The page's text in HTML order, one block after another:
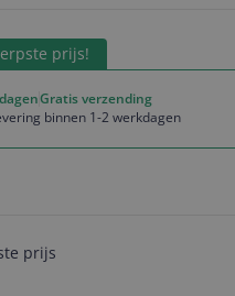
prijs!
Gratis verzending
binnen 1-2 werkdagen
prijs